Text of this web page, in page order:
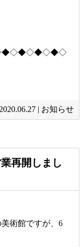
2020.06.27 | お知らせ
再開しまし
術館ですが、6